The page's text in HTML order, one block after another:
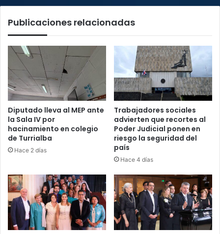
jóvenes
Publicaciones relacionadas
Diputado lleva al MEP ante
la Sala IV por
hacinamiento en colegio
de Turrialba
Hace 2 días
Trabajadores sociales
advierten que recortes al
Poder Judicial ponen en
riesgo la seguridad del
país
Hace 4 días